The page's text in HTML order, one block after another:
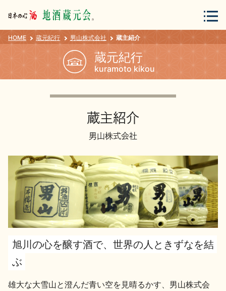
会員登録 ログイン
蔵元紀行 地酒カタログ
地酒用語集
HOME 蔵元紀行 男山株式会社 蔵主紹介
蔵元紀行
kuramoto kikou
蔵主紹介
男山株式会社
旭川の心を醸す酒で、世界の人ときずなを結
ぶ
雄大な大雪山と澄んだ青い空を見晴るかす、男山株式会